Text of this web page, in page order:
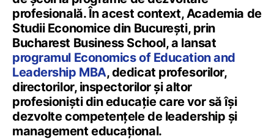
profesională. În acest context, Academia de
Studii Economice din București, prin
Bucharest Business School, a lansat
programul Economics of Education and
Leadership MBA, dedicat profesorilor,
directorilor, inspectorilor și altor
profesioniști din educație care vor să își
dezvolte competențele de leadership și
management educațional.